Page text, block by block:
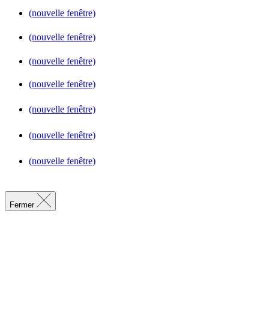
(nouvelle fenêtre)
(nouvelle fenêtre)
(nouvelle fenêtre)
(nouvelle fenêtre)
(nouvelle fenêtre)
(nouvelle fenêtre)
(nouvelle fenêtre)
Fermer